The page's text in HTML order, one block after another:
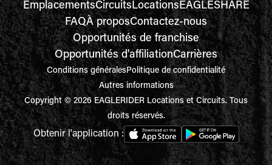
EmplacementsCircuitsLocationsEAGLESHARE
FAQÀ proposContactez-nous
Opportunités de franchise
Opportunités d'affiliationCarrières
Conditions généralesPolitique de confidentialité
Autres informations
Copyright © 2026 EAGLERIDER Locations et Circuits. Tous
droits réservés.
Obtenir l'application :